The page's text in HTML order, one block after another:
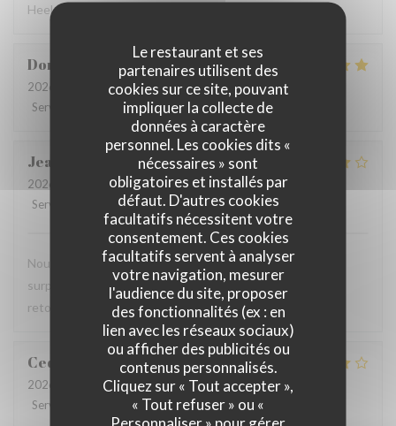
Le restaurant et ses
partenaires utilisent des
cookies sur ce site, pouvant
impliquer la collecte de
données à caractère
personnel. Les cookies dits «
nécessaires » sont
obligatoires et installés par
défaut. D'autres cookies
facultatifs nécessitent votre
consentement. Ces cookies
facultatifs servent à analyser
votre navigation, mesurer
l'audience du site, proposer
des fonctionnalités (ex : en
lien avec les réseaux sociaux)
ou afficher des publicités ou
contenus personnalisés.
Cliquez sur « Tout accepter »,
« Tout refuser » ou «
Personnaliser » pour gérer
Heel verzorgde ontvangst - lekker eten
Dorothée
2026-08-01
- 19:00 - Couverts 3
Service
Ambiance :5/5 Cuisine 5/5 Qualité / Prix
Jean-Marie
2026-07-29
- 19:45 - Couverts 2
Service
Ambiance: 4 /5 Cuisine: 4/5 Qualité / Prix
Nous avons pris le menu proposé et ce fut une agréable
surprise, le filet de viande BBB super délicieux Nous y
retournerons
Cedric
2026-07-22
- 18:30 - Couverts 2
Service
Ambiance: 4/5 Cuisine: 4 /5 Qualité / Prix